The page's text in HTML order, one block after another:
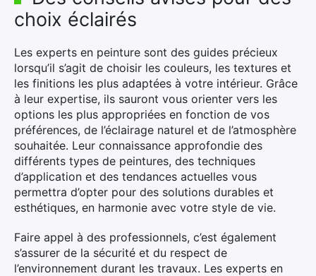
choix éclairés
Les experts en peinture sont des guides précieux
lorsqu’il s’agit de choisir les couleurs, les textures et
les finitions les plus adaptées à votre intérieur. Grâce
à leur expertise, ils sauront vous orienter vers les
options les plus appropriées en fonction de vos
préférences, de l’éclairage naturel et de l’atmosphère
souhaitée. Leur connaissance approfondie des
différents types de peintures, des techniques
d’application et des tendances actuelles vous
permettra d’opter pour des solutions durables et
esthétiques, en harmonie avec votre style de vie.
Faire appel à des professionnels, c’est également
s’assurer de la sécurité et du respect de
l’environnement durant les travaux. Les experts en
×
: